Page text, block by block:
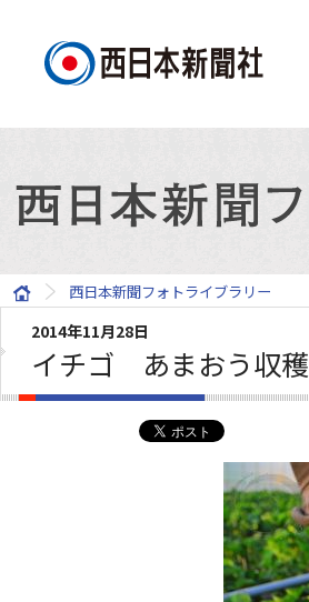
西日本新聞フォトライブラリー
2014年11月28日
イチゴ あまおう収穫